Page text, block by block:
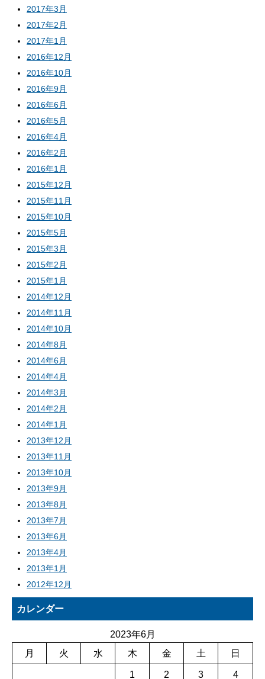
2017年3月
2017年2月
2017年1月
2016年12月
2016年10月
2016年9月
2016年6月
2016年5月
2016年4月
2016年2月
2016年1月
2015年12月
2015年11月
2015年10月
2015年5月
2015年3月
2015年2月
2015年1月
2014年12月
2014年11月
2014年10月
2014年8月
2014年6月
2014年4月
2014年3月
2014年2月
2014年1月
2013年12月
2013年11月
2013年10月
2013年9月
2013年8月
2013年7月
2013年6月
2013年4月
2013年1月
2012年12月
カレンダー
2023年6月
月
火 水 木 金 土 日
1 2 3 4